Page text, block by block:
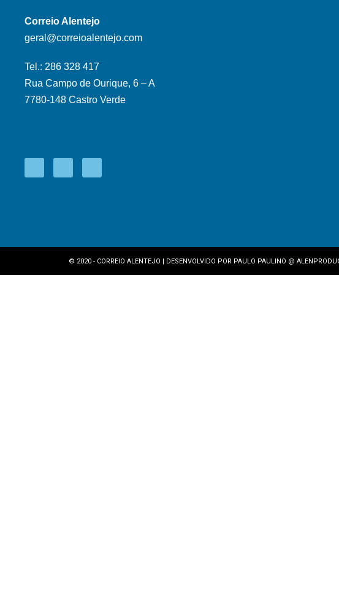
Correio Alentejo
geral@correioalentejo.com
Tel.: 286 328 417
Rua Campo de Ourique, 6 – A
7780-148 Castro Verde
© 2020 - CORREIO ALENTEJO | DESENVOLVIDO POR PAULO PAULINO @